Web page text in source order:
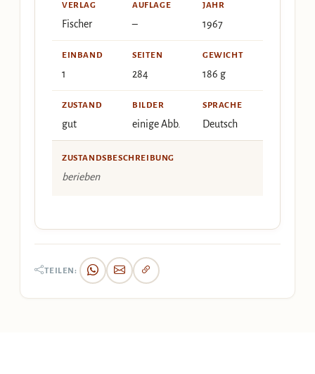
VERLAG
Fischer
AUFLAGE
–
JAHR
1967
EINBAND
1
SEITEN
284
GEWICHT
186 g
ZUSTAND
gut
BILDER
einige Abb.
SPRACHE
Deutsch
ZUSTANDSBESCHREIBUNG
berieben
TEILEN: